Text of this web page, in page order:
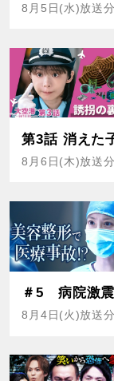
8月5日(水)放送分
第3話 消えた
8月6日(木)放送分
＃5 病院激
8月4日(火)放送分